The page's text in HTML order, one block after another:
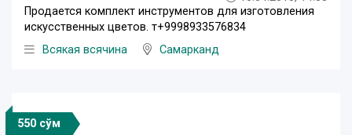
Продается комплект инструментов для изготовления
искусственных цветов. т+9998933576834
Всякая всячина
Самарканд
550 сўм